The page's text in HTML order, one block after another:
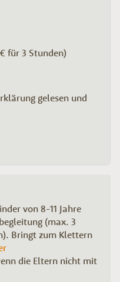
für 3 Stunden)
gelesen und
von 8-11 Jahre
(max. 3
Bringt zum Klettern
die Eltern nicht mit